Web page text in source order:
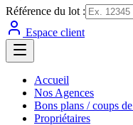
Référence du lot :
Espace client
Accueil
Nos Agences
Bons plans / coups
Propriétaires